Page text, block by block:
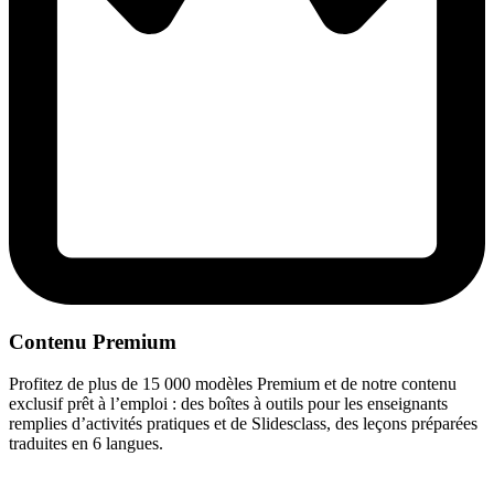
Contenu Premium
Profitez de plus de 15 000 modèles Premium et de notre contenu
exclusif prêt à l’emploi : des boîtes à outils pour les enseignants
remplies d’activités pratiques et de Slidesclass, des leçons préparées
traduites en 6 langues.